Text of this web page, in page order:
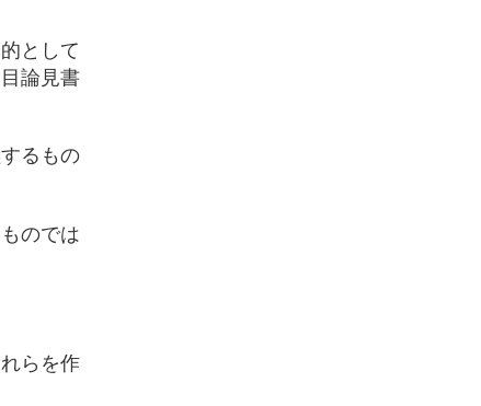
として
論見書
るもの
のでは
らを作